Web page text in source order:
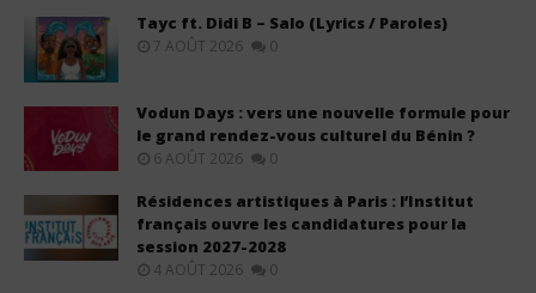
Tayc ft. Didi B – Salo (Lyrics / Paroles)
7 AOÛT 2026 0
Vodun Days : vers une nouvelle formule pour
le grand rendez-vous culturel du Bénin ?
6 AOÛT 2026 0
Résidences artistiques à Paris : l’Institut
français ouvre les candidatures pour la
session 2027-2028
4 AOÛT 2026 0